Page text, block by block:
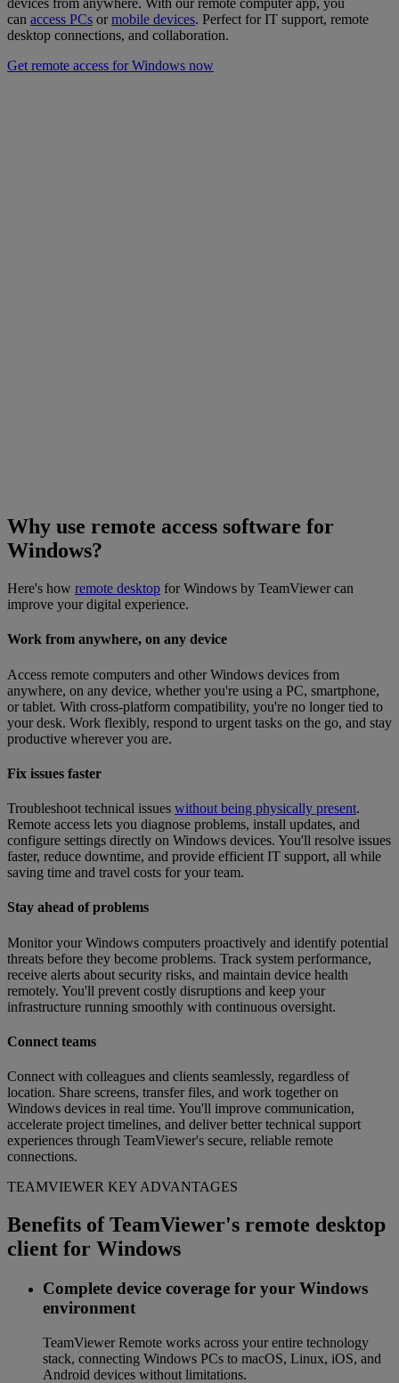
devices from anywhere. With our remote computer app, you
can access PCs ormobile devices. Perfect for IT support, remote
desktop connections, and collaboration.
Get remote access for Windows now
Why use remote access software for
Windows?
Here's how remote desktop for Windows by TeamViewer can
improve your digital experience.
Work from anywhere, on any device
Access remote computers and other Windows devices from
anywhere, on any device, whether you're using a PC, smartphone,
or tablet. With cross-platform compatibility, you're no longer tied to
your desk. Work flexibly, respond to urgent tasks on the go, and stay
productive wherever you are.
Fix issues faster
Troubleshoot technical issues without being physically present.
Remote access lets you diagnose problems, install updates, and
configure settings directly on Windows devices. You'll resolve issues
faster, reduce downtime, and provide efficient IT support, all while
saving time and travel costs for your team.
Stay ahead of problems
Monitor your Windows computers proactively and identify potential
threats before they become problems. Track system performance,
receive alerts about security risks, and maintain device health
remotely. You'll prevent costly disruptions and keep your
infrastructure running smoothly with continuous oversight.
Connect teams
Connect with colleagues and clients seamlessly, regardless of
location. Share screens, transfer files, and work together on
Windows devices in real time. You'll improve communication,
accelerate project timelines, and deliver better technical support
experiences through TeamViewer's secure, reliable remote
connections.
TEAMVIEWER KEY ADVANTAGES
Benefits of TeamViewer's remote desktop
client for Windows
Complete device coverage for your Windows
environment
TeamViewer Remote works across your entire technology
stack, connecting Windows PCs to macOS, Linux, iOS, and
Android devices without limitations.